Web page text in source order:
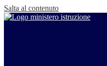
Salta al contenuto